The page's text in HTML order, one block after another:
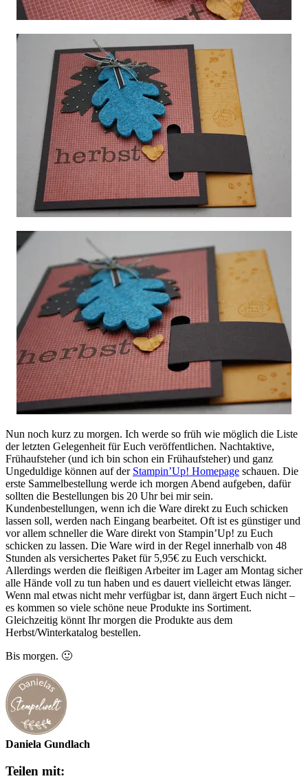
Nun noch kurz zu morgen. Ich werde so früh wie möglich die Liste
der letzten Gelegenheit für Euch veröffentlichen. Nachtaktive,
Frühaufsteher (und ich bin schon ein Frühaufsteher) und ganz
Ungeduldige können auf der Stampin’Up! Homepage schauen. Die
erste Sammelbestellung werde ich morgen Abend aufgeben, dafür
sollten die Bestellungen bis 20 Uhr bei mir sein.
Kundenbestellungen, wenn ich die Ware direkt zu Euch schicken
lassen soll, werden nach Eingang bearbeitet. Oft ist es günstiger und
vor allem schneller die Ware direkt von Stampin’Up! zu Euch
schicken zu lassen. Die Ware wird in der Regel innerhalb von 48
Stunden als versichertes Paket für 5,95€ zu Euch verschickt.
Allerdings werden die fleißigen Arbeiter im Lager am Montag sicher
alle Hände voll zu tun haben und es dauert vielleicht etwas länger.
Wenn mal etwas nicht mehr verfügbar ist, dann ärgert Euch nicht –
es kommen so viele schöne neue Produkte ins Sortiment.
Gleichzeitig könnt Ihr morgen die Produkte aus dem
Herbst/Winterkatalog bestellen.
Bis morgen. 🙂
Daniela Gundlach
Teilen mit: